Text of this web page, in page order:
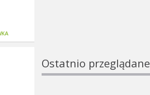
Ostatnio przeglądane